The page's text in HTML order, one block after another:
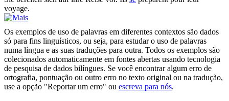
voyage.
Os exemplos de uso de palavras em diferentes contextos são dados
só para fins linguísticos, ou seja, para estudar o uso de palavras
numa língua e as suas traduções para outra. Todos os exemplos são
colecionados automaticamente em fontes abertas usando tecnologia
de pesquisa de dados bilíngues. Se você encontrar algum erro de
ortografia, pontuação ou outro erro no texto original ou na tradução,
use a opção "Reportar um erro" ou escreva para nós.